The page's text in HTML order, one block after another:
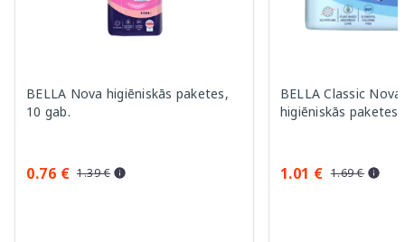
BELLA Nova higiēniskās paketes,
10 gab.
0.76 € 1.39 €
BELLA Classic
higiēniskās
1.01 € 1.69 €